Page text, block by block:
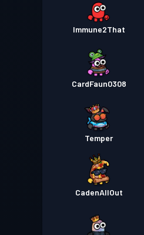
Immune2That
CardFaun0308
Temper
CadenAllOut